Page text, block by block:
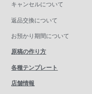
キャンセルについて
返品交換について
お預かり期間について
原稿の作り方
各種テンプレート
店舗情報